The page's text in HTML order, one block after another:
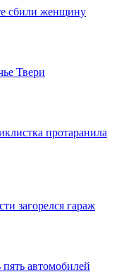
сбили женщину
Твери
протаранила
загорелся гараж
автомобилей